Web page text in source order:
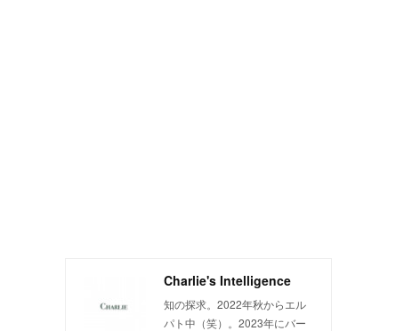
Charlie's Intelligence
知の探求。2022年秋からエル
パト中（笑）。2023年にバー